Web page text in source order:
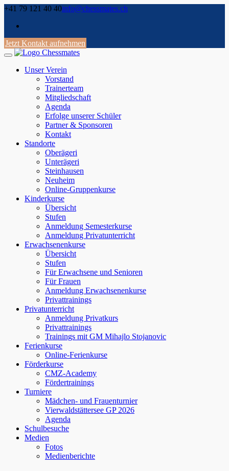
Skip
content
+41 79 121 40 40info@chessmates.ch
Jetzt Kontakt aufnehmen
Unser Verein
Vorstand
Trainerteam
Mitgliedschaft
Agenda
Erfolge unserer Schüler
Partner & Sponsoren
Kontakt
Standorte
Oberägeri
Unterägeri
Steinhausen
Neuheim
Online-Gruppenkurse
Kinderkurse
Übersicht
Stufen
Anmeldung Semesterkurse
Anmeldung Privatunterricht
Erwachsenenkurse
Übersicht
Stufen
Für Erwachsene und Senioren
Für Frauen
Anmeldung Erwachsenenkurse
Privattrainings
Privatunterricht
Anmeldung Privatkurs
Privattrainings
Trainings mit GM Mihajlo Stojanovic
Ferienkurse
Online-Ferienkurse
Förderkurse
CMZ-Academy
Fördertrainings
Turniere
Mädchen- und Frauenturnier
Vierwaldstättersee GP 2026
Agenda
Schulbesuche
Medien
Fotos
Medienberichte